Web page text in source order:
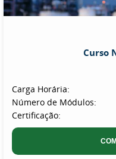
Curso
Carga Horária:
Número de Módulos:
Certificação: